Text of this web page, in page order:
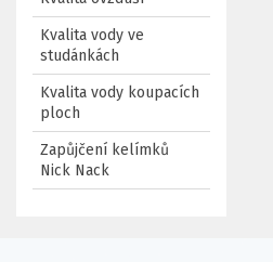
Kvalita vody ve
studánkách
Kvalita vody koupacích
ploch
Zapůjčení kelímků
Nick Nack